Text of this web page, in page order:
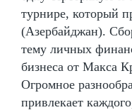
турнире, который
(Азербайджан).
тему личных
бизнеса от Макса
Огромное
привлекает